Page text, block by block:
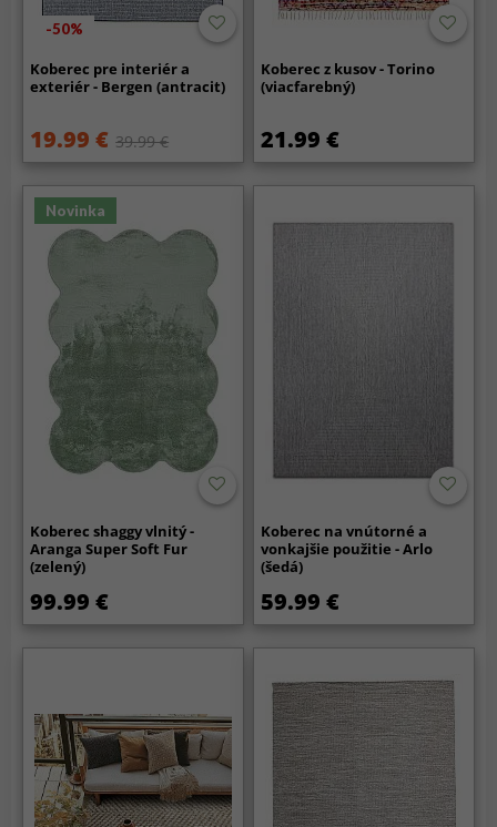
-50%
Koberec pre interiér a
exteriér - Bergen (antracit)
19.99 € 39.99 €
Koberec z kusov - Torino
(viacfarebný)
21.99 €
Novinka
Koberec shaggy vlnitý -
Aranga Super Soft Fur
(zelený)
99.99 €
Koberec na vnútorné a
vonkajšie použitie - Arlo
(šedá)
59.99 €